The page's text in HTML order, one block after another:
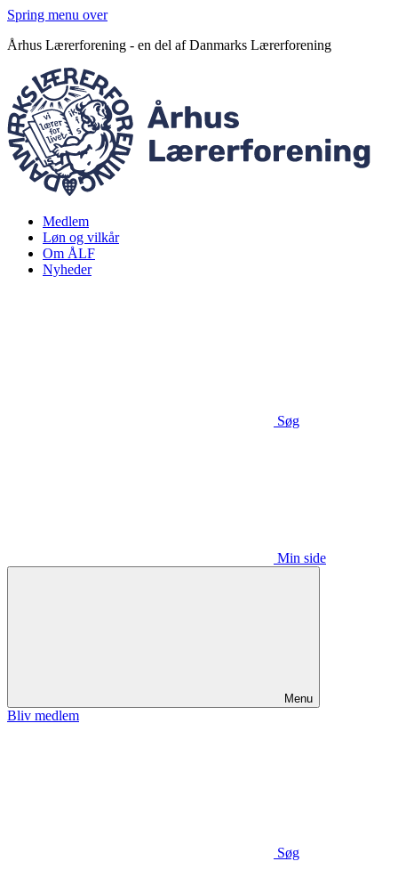
Spring menu over
Århus Lærerforening - en del af Danmarks Lærerforening
Medlem
Løn og vilkår
Om ÅLF
Nyheder
Søg
Min side
Menu
Bliv medlem
Søg